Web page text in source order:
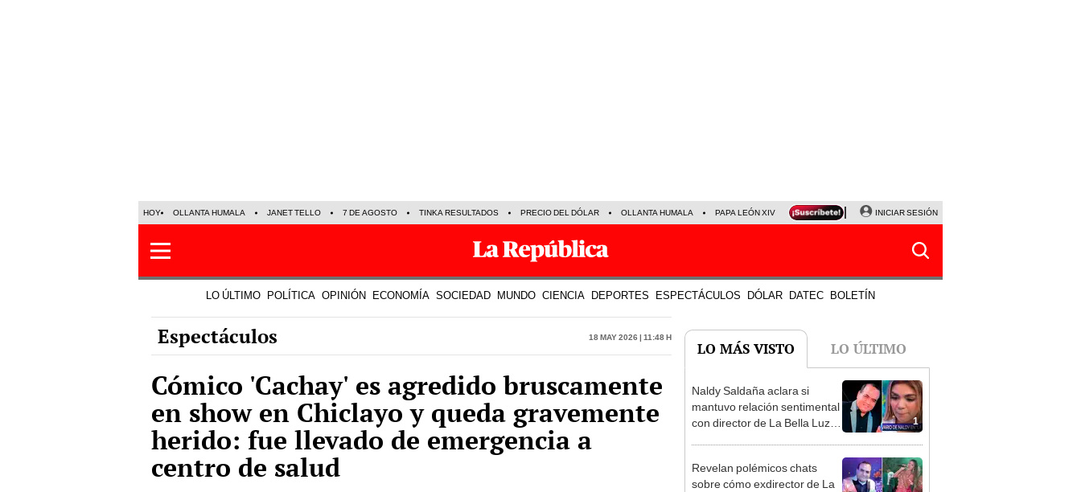
HOY OLLANTA HUMALA JANET TELLO 7 DE AGOSTO TINKA RESULTADOS PRECIO DEL DÓLAR OLLANTA HUMALA PAPA LEÓN XIV NALDY SALDAÑA LA BELLA LUZ
INICIAR SESIÓN
LO ÚLTIMO POLÍTICA OPINIÓN ECONOMÍA SOCIEDAD MUNDO CIENCIA DEPORTES ESPECTÁCULOS DÓLAR DATEC BOLETÍN
Espectáculos 18 May 2026 | 11:48 h
Cómico 'Cachay' es agredido bruscamente
en show en Chiclayo y queda gravemente
herido: fue llevado de emergencia a
centro de salud
LO MÁS VISTO LO ÚLTIMO
1
Naldy Saldaña aclara si
mantuvo relación sentimental
con director de La Bella Luz
bajo”
Revelan polémicos chats
sobre cómo exdirector de La